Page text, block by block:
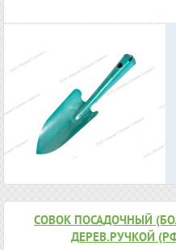
СОВОК ПОСАДОЧНЫЙ
ДЕРЕВ.РУЧКОЙ